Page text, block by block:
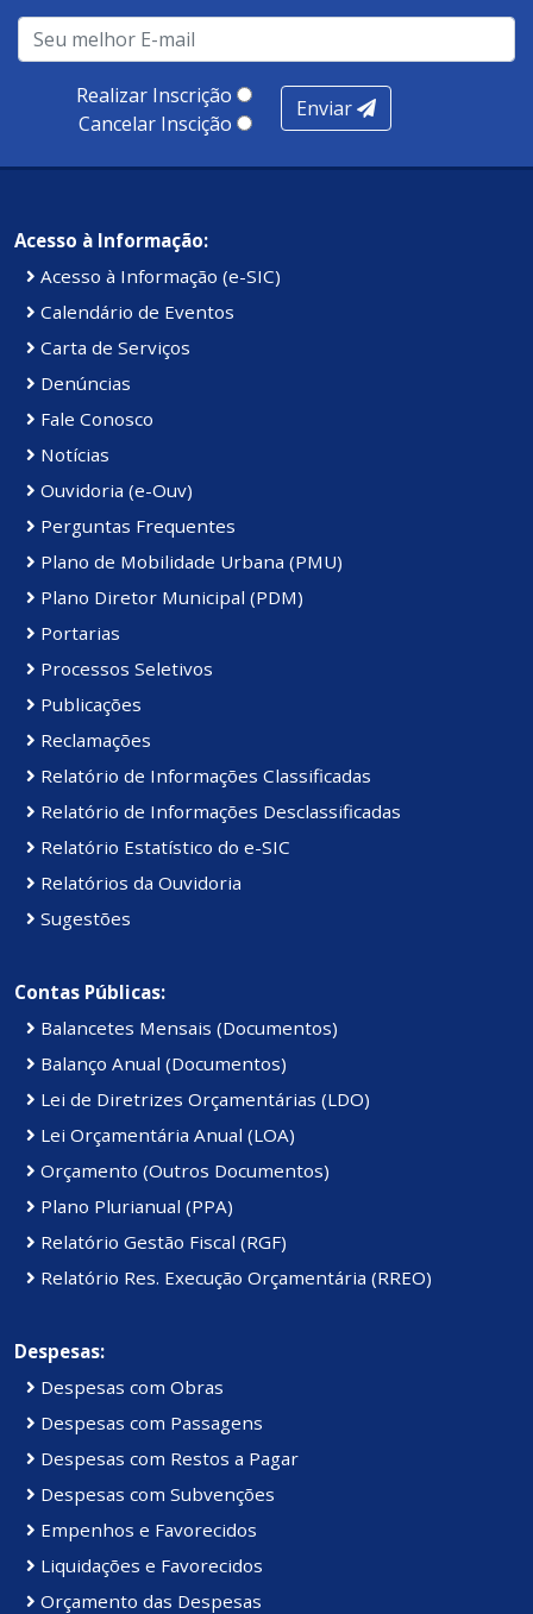
Realizar Inscrição
Cancelar Inscição
Enviar
Acesso à Informação:
Acesso à Informação (e-SIC)
Calendário de Eventos
Carta de Serviços
Denúncias
Fale Conosco
Notícias
Ouvidoria (e-Ouv)
Perguntas Frequentes
Plano de Mobilidade Urbana (PMU)
Plano Diretor Municipal (PDM)
Portarias
Processos Seletivos
Publicações
Reclamações
Relatório de Informações Classificadas
Relatório de Informações Desclassificadas
Relatório Estatístico do e-SIC
Relatórios da Ouvidoria
Sugestões
Contas Públicas:
Balancetes Mensais (Documentos)
Balanço Anual (Documentos)
Lei de Diretrizes Orçamentárias (LDO)
Lei Orçamentária Anual (LOA)
Orçamento (Outros Documentos)
Plano Plurianual (PPA)
Relatório Gestão Fiscal (RGF)
Relatório Res. Execução Orçamentária (RREO)
Despesas:
Despesas com Obras
Despesas com Passagens
Despesas com Restos a Pagar
Despesas com Subvenções
Empenhos e Favorecidos
Liquidações e Favorecidos
Orçamento das Despesas